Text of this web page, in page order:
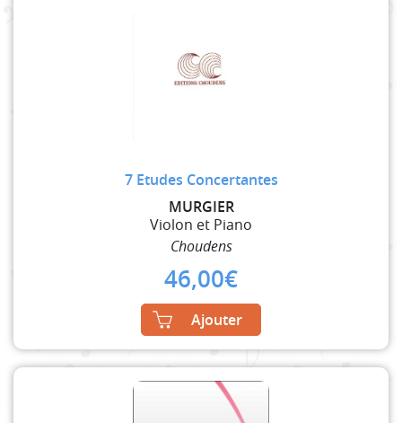
7 Etudes Concertantes
MURGIER
Violon et Piano
Choudens
46,00€
Ajouter